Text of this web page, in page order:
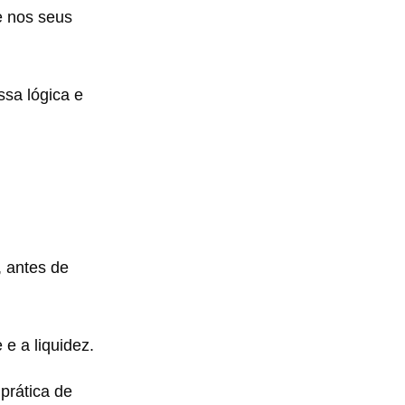
nos seus
lógica e
antes de
e a liquidez.
de